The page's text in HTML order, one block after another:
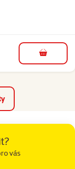
do košíku
vás